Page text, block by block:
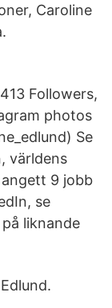
Caroline
Followers,
photos
Se
världens
9 jobb
se
liknande